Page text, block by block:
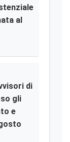
al
di
gli
e